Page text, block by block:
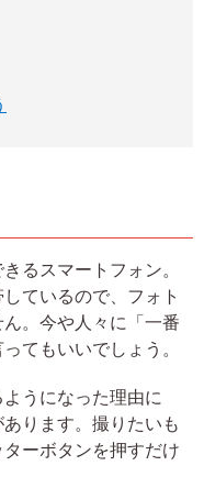
るスマートフォン。
ているので、フォト
。今や人々に「一番
てもいいでしょう。
うになった理由に
ります。撮りたいも
ーボタンを押すだけ